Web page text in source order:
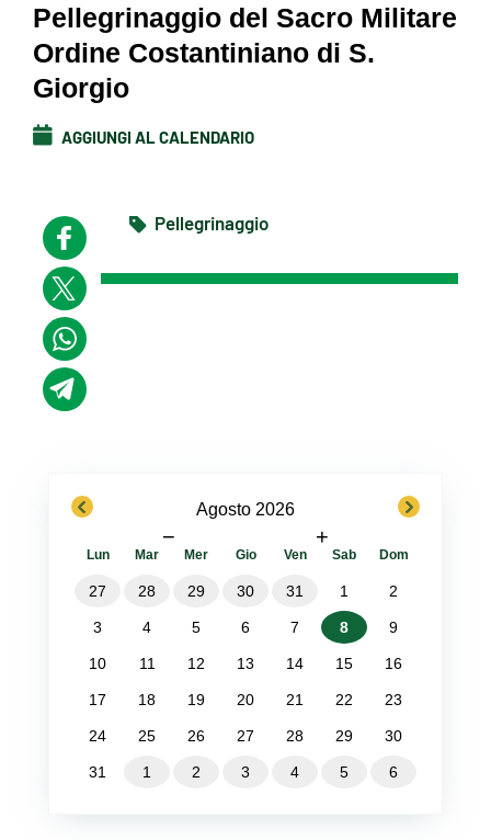
Pellegrinaggio del Sacro Militare
Ordine Costantiniano di S.
Giorgio
AGGIUNGI AL CALENDARIO
Pellegrinaggio
previous Agosto 2026
− +
next
Lun Mar Mer Gio Ven Sab Dom
27 28 29 30 31 1 2
3 4 5 6 7 8 9
10 11 12 13 14 15 16
17 18 19 20 21 22 23
24 25 26 27 28 29 30
31 1 2 3 4 5 6